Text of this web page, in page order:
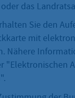
das
Sie den
mit
Nähere
"Elektronischen